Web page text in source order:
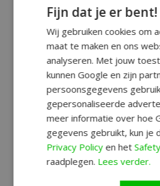
Fijn dat je er bent!
Wij gebruiken cookies om
maat te maken en ons
analyseren. Met jouw
kunnen Google en zijn
persoonsgegevens
gepersonaliseerde
meer informatie over hoe
gegevens gebruikt, kun je
Privacy Policyen het
raadplegen. Lees verder.